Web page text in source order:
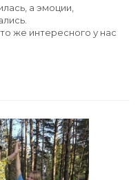
а эмоции,
же интересного у нас